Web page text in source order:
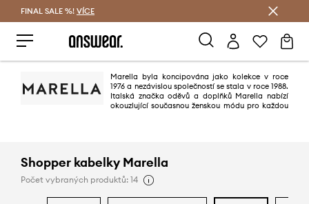
FINAL SALE %! VÍCE
Marella byla koncipována jako kolekce v roce
1976 a nezávislou společností se stala v roce 1988.
Italská značka oděvů a doplňků Marella nabízí
okouzlující současnou ženskou módu pro každou
Shopper kabelky Marella
Počet vybraných produktů: 14